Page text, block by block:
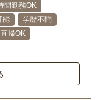
間勤務OK
能
学歴不問
帰OK